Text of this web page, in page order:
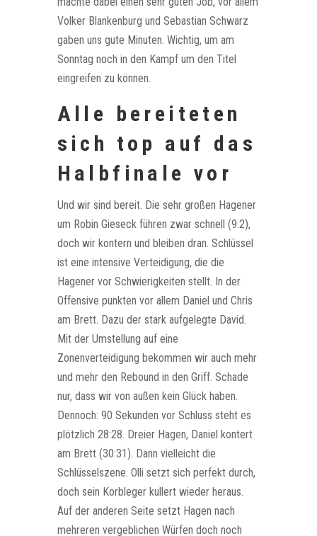
Volker Blankenburg und Sebastian Schwarz
gaben uns gute Minuten. Wichtig, um am
Sonntag noch in den Kampf um den Titel
eingreifen zu können.
Alle bereiteten
sich top auf das
Halbfinale vor
Und wir sind bereit. Die sehr großen Hagener
um Robin Gieseck führen zwar schnell (9:2),
doch wir kontern und bleiben dran. Schlüssel
ist eine intensive Verteidigung, die die
Hagener vor Schwierigkeiten stellt. In der
Offensive punkten vor allem Daniel und Chris
am Brett. Dazu der stark aufgelegte David.
Mit der Umstellung auf eine
Zonenverteidigung bekommen wir auch mehr
und mehr den Rebound in den Griff. Schade
nur, dass wir von außen kein Glück haben.
Dennoch: 90 Sekunden vor Schluss steht es
plötzlich 28:28. Dreier Hagen, Daniel kontert
am Brett (30:31). Dann vielleicht die
Schlüsselszene. Olli setzt sich perfekt durch,
doch sein Korbleger kullert wieder heraus.
Auf der anderen Seite setzt Hagen nach
mehreren vergeblichen Würfen doch noch